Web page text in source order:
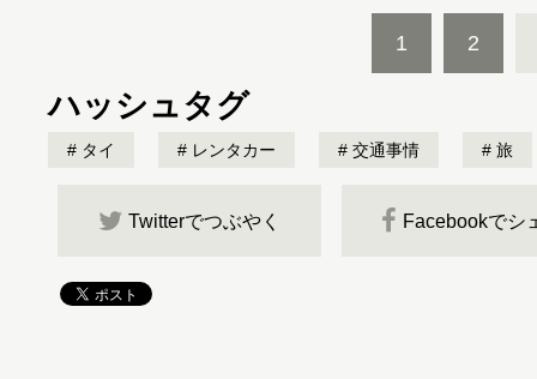
1 2
ハッシュタグ
タイ レンタカー 交通事情 旅
Twitterでつぶやく Facebookでシ